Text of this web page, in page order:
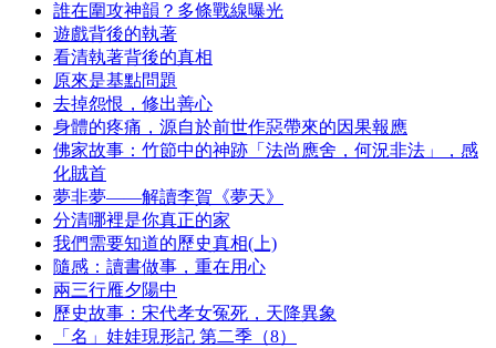
誰在圍攻神韻？多條戰線曝光
遊戲背後的執著
看清執著背後的真相
原來是基點問題
去掉怨恨，修出善心
身體的疼痛，源自於前世作惡帶來的因果報應
佛家故事：竹節中的神跡「法尚應舍，何況非法」，感
化賊首
夢非夢——解讀李賀《夢天》
分清哪裡是你真正的家
我們需要知道的歷史真相(上)
隨感：讀書做事，重在用心
兩三行雁夕陽中
歷史故事：宋代孝女冤死，天降異象
「名」娃娃現形記 第二季（8）